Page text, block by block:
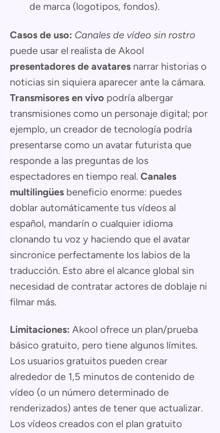
de marca (logotipos, fondos).
Casos de uso: Canales de vídeo sin rostro
puede usar el realista de Akool
presentadores de avatares narrar historias o
noticias sin siquiera aparecer ante la cámara.
Transmisores en vivo podría albergar
transmisiones como un personaje digital; por
ejemplo, un creador de tecnología podría
presentarse como un avatar futurista que
responde a las preguntas de los
espectadores en tiempo real. Canales
multilingües beneficio enorme: puedes
doblar automáticamente tus vídeos al
español, mandarín o cualquier idioma
clonando tu voz y haciendo que el avatar
sincronice perfectamente los labios de la
traducción. Esto abre el alcance global sin
necesidad de contratar actores de doblaje ni
filmar más.
Limitaciones: Akool ofrece un plan/prueba
básico gratuito, pero tiene algunos límites.
Los usuarios gratuitos pueden crear
alrededor de 1,5 minutos de contenido de
vídeo (o un número determinado de
renderizados) antes de tener que actualizar.
Los vídeos creados con el plan gratuito